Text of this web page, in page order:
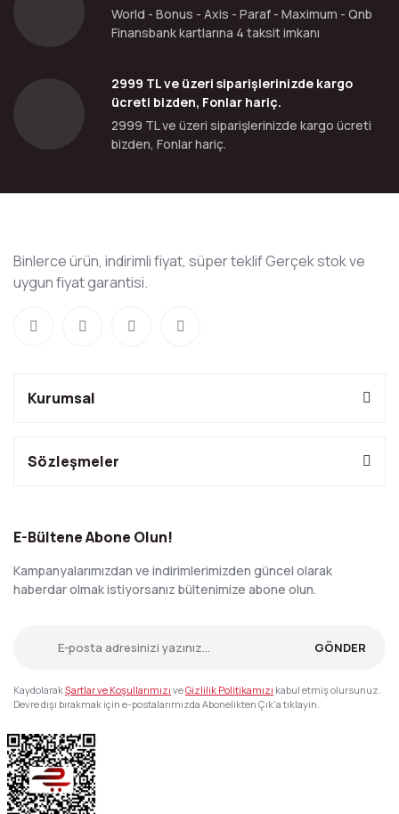
World - Bonus - Axis - Paraf - Maximum - Qnb
Finansbank kartlarına 4 taksit imkanı
2999 TL ve üzeri siparişlerinizde kargo
ücreti bizden, Fonlar hariç.
2999 TL ve üzeri siparişlerinizde kargo ücreti
bizden, Fonlar hariç.
Binlerce ürün, indirimli fiyat, süper teklif Gerçek stok ve
uygun fiyat garantisi.
Kurumsal
Sözleşmeler
E-Bültene Abone Olun!
Kampanyalarımızdan ve indirimlerimizden güncel olarak
haberdar olmak istiyorsanız bültenimize abone olun.
GÖNDER
KaydolarakŞartlar ve Koşullarımızı veGizlilik Politikamızı kabul etmiş olursunuz.
Devre dışı bırakmak için e-postalarımızda Abonelikten Çık'a tıklayın.